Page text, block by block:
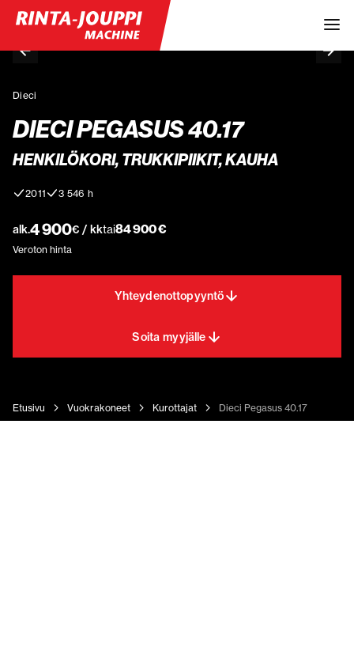
Dieci
DIECI PEGASUS 40.17
HENKILÖKORI, TRUKKIPIIKIT, KAUHA
2011 3 546 h
alk.4 900€ / kktai84 900 €
Veroton hinta
Yhteydenottopyyntö
Soita myyjälle
Etusivu Vuokrakoneet Kurottajat Dieci Pegasus 40.17